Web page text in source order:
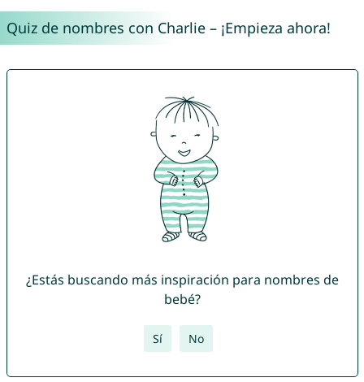
Quiz de nombres con Charlie – ¡Empieza ahora!
¿Estás buscando más inspiración para nombres de
bebé?
Sí No